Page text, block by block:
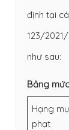
định tại
123/
như sau:
Bảng
Hạng
phạt